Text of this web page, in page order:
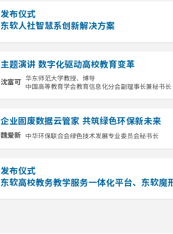
发布仪式
东软人社智慧系创新解决方案
主题演讲 数字化驱动高校教育变革
沈富可
华东师范大学教授、博导
中国高等教育学会教育信息化分会副理事长兼秘书长
企业固废数据云管家 共筑绿色环保新未来
魏爱新 中华环保联合会绿色技术发展专业委员会秘书长
发布仪式
东软高校教务教学服务一体化平台、东软魔